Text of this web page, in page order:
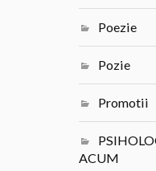
Poezie
Pozie
Promotii
ACUM